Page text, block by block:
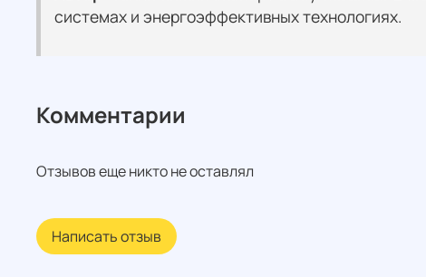
системах и энергоэффективных технологиях.
Комментарии
Отзывов еще никто не оставлял
Написать отзыв